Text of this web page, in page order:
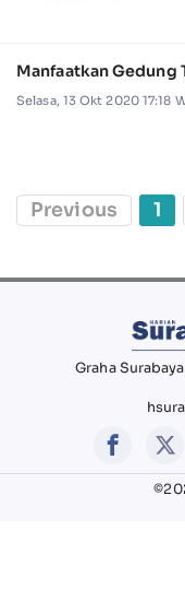
Manfaatkan Gedung
Selasa, 13 Okt 2020 17:18
Previous 1
Graha